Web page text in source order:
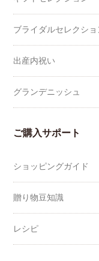
ブライダルセレクショ
出産内祝い
グランデニッシュ
ご購入サポート
ショッピングガイド
贈り物豆知識
レシピ